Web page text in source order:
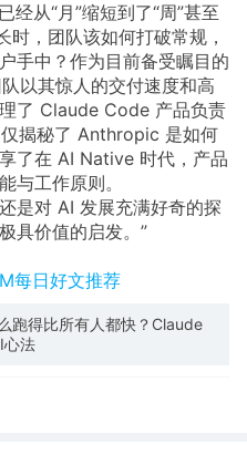
经从“月”缩短到了“周”甚至
时，团队该如何打破常规，
手中？作为目前备受瞩目的
以其惊人的交付速度和高
了 Claude Code 产品负责
揭秘了 Anthropic 是如何
了在 AI Native 时代，产品
与工作原则。
是对 AI 发展充满好奇的探
具价值的启发。”
每日好文推荐
跑得比所有人都快？Claude
心法